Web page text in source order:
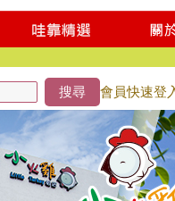
搜尋 會員快速登